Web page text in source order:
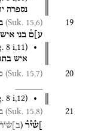
נספרה
19
(Suk. 15,6)
ע]ם֯ בני איש
8 i,11)
איש
20
(Suk. 15,7)
8 i,12)
21
(Suk. 15,8)
]ש֯י֯ר֯ (ב]ש֯י֯ר֯